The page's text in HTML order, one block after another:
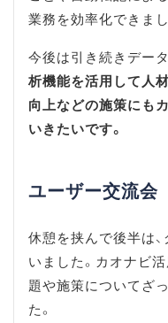
業務を効率化できまし
今後は引き続きデー
析機能を活用して人
向上などの施策にも
いきたいです。
ユーザー交流会
休憩を挟んで後半は
いました。カオナビ
題や施策についてざ
た。